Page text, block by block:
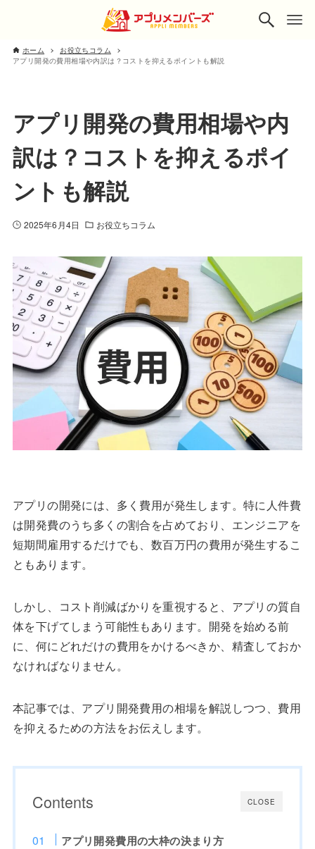
ホーム
お役立ちコラム
アプリ開発の費用相場や内訳は？コストを抑えるポイントも解説
アプリ開発の費用相場や内
訳は？コストを抑えるポイ
ントも解説
2025年6月4日 お役立ちコラム
アプリの開発には、多く費用が発生します。特に人件費
は開発費のうち多くの割合を占めており、エンジニアを
短期間雇用するだけでも、数百万円の費用が発生するこ
ともあります。
しかし、コスト削減ばかりを重視すると、アプリの質自
体を下げてしまう可能性もあります。開発を始める前
に、何にどれだけの費用をかけるべきか、精査しておか
なければなりません。
本記事では、アプリ開発費用の相場を解説しつつ、費用
を抑えるための方法をお伝えします。
CLOSE
Contents
アプリ開発費用の大枠の決まり方